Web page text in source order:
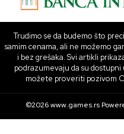
Trudimo se da budemo što
samim cenama, ali ne možemo
i bez grešaka. Svi artikli
podrazumevaju da su
možete proveriti pozivom
©2026www.games.rs